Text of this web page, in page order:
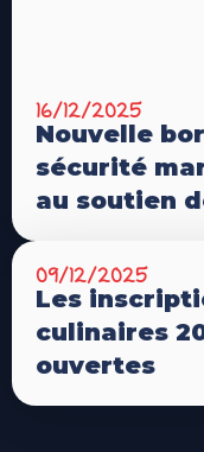
16/12/2025
Nouvelle
sécurité
au soutien
09/12/2025
Les
culinaires
ouvertes